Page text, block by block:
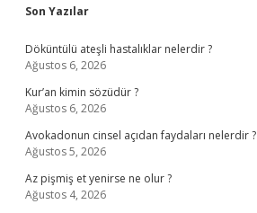
Sidebar
Son Yazılar
Döküntülü ateşli hastalıklar nelerdir ?
Ağustos 6, 2026
Kur’an kimin sözüdür ?
Ağustos 6, 2026
Avokadonun cinsel açıdan faydaları nelerdir ?
Ağustos 5, 2026
Az pişmiş et yenirse ne olur ?
Ağustos 4, 2026